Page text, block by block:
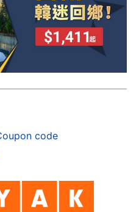
code